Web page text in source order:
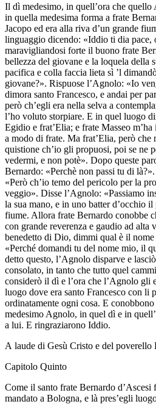
Il dì medesimo, in quell’ora che
in quella medesima forma a frate
Jacopo ed era alla riva d’un grande
linguaggio dicendo: «Iddio ti dia pace,
maravigliandosi forte il buono frate
bellezza del giovane e la loquela della
pacifica e colla faccia lieta sì ’l
giovane?». Rispuose l’Agnolo: «Io
dimora santo Francesco, e andai per
però ch’egli era nella selva a
l’ho voluto storpiare. E in quel luogo
Egidio e frat’Elia; e frate Masseo
a modo di frate. Ma frat’Elia, però
quistione ch’io gli propuosi, poi se ne
vedermi, e non potè». Dopo queste
Bernardo: «Perchè non passi tu di
«Però ch’io temo del pericolo per la
veggio». Disse l’Agnolo: «Passiamo
la sua mano, e in uno batter d’occhio il
fiume. Allora frate Bernardo conobbe
con grande reverenza e gaudio ad alta
benedetto di Dio, dimmi qual è il
«Perché domandi tu del nome mio, il
detto questo, l’Agnolo disparve e
consolato, in tanto che tutto quel
considerò il dì e l’ora che l’Agnolo gli
luogo dove era santo Francesco con li
ordinatamente ogni cosa. E
medesimo Agnolo, in quel dì e in
a lui. E ringraziarono Iddio.
A laude di Gesù Cristo e del poverello
Capitolo Quinto
Come il santo frate Bernardo d’Ascesi
mandato a Bologna, e là pres’egli